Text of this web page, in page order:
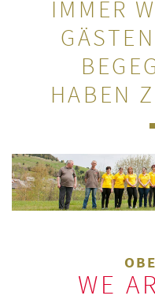
IMMER
HABEN
WE